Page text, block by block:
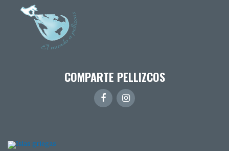
COMPARTE PELLIZCOS